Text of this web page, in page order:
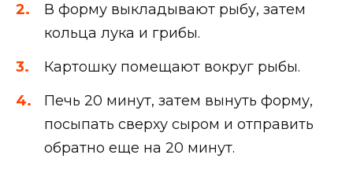
В форму выкладывают рыбу, затем
кольца лука и грибы.
Картошку помещают вокруг рыбы.
Печь 20 минут, затем вынуть форму,
посыпать сверху сыром и отправить
обратно еще на 20 минут.